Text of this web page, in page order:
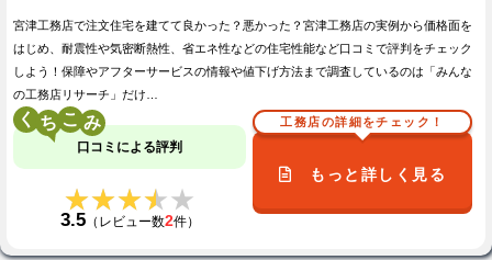
宮津工務店で注文住宅を建てて良かった？悪かった？宮津工務店の実例から価格面を
はじめ、耐震性や気密断熱性、省エネ性などの住宅性能など口コミで評判をチェック
しよう！保障やアフターサービスの情報や値下げ方法まで調査しているのは「みんな
の工務店リサーチ」だけ…
く こ
口コミによる評判
★★★★★
★★★★★
3.5（レビュー数2件）
工務店の詳細をチェック！
もっと詳しく見る